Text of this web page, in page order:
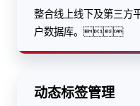
整合线上线下及第三
户数据库。
动态标签管理